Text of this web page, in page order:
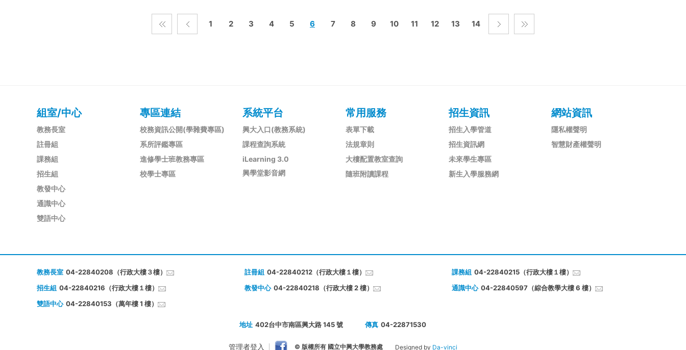
1 2 3 4 5 6 7 8 9 10 11 12 13 14
組室/中心
教務長室
註冊組
課務組
招生組
教發中心
通識中心
雙語中心
專區連結
校務資訊公開(學雜費專區)
系所評鑑專區
進修學士班教務專區
校學士專區
系統平台
興大入口(教務系統)
課程查詢系統
iLearning 3.0
興學堂影音網
常用服務
表單下載
法規章則
大樓配置教室查詢
隨班附讀課程
招生資訊
招生入學管道
招生資訊網
未來學生專區
新生入學服務網
網站資訊
隱私權聲明
智慧財產權聲明
教務長室 04-22840208（行政大樓３樓） 註冊組 04-22840212（行政大樓１樓） 課務組 04-22840215（行政大樓１樓）
招生組 04-22840216（行政大樓１樓） 教發中心 04-22840218（行政大樓 2 樓） 通識中心 04-22840597（綜合教學大樓 6 樓）
雙語中心 04-22840153（萬年樓 1 樓）
地址 402台中市南區興大路 145 號 傳真 04-22871530
管理者登入 © 版權所有 國立中興大學教務處 Designed by Da-vinci